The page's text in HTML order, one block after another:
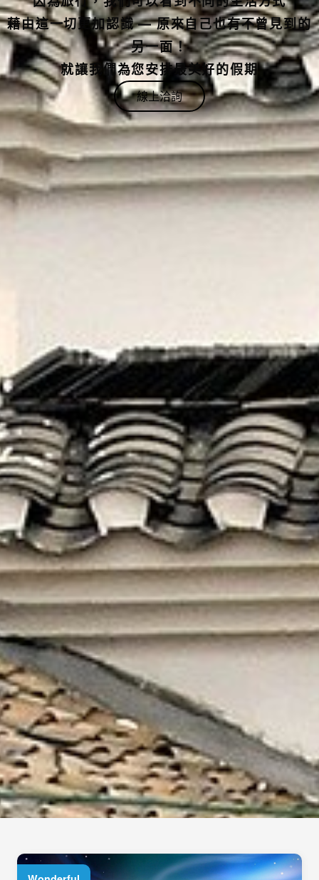
因為旅行，我們可以看到不同的生活方式
藉由這一切更加認識 — 原來自己也有不曾見到的
另一面！
就讓我們為您安排最美好的假期
線上洽詢